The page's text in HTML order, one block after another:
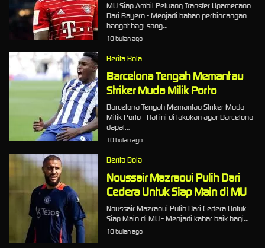
MU Siap Ambil Peluang Transfer Upamecano
Dari Bayern - Menjadi bahan perbincangan
hangat bagi sang…
10 bulan ago
Berita Bola
Barcelona Tengah Memantau
Striker Muda Milik Porto
Barcelona Tengah Memantau Striker Muda
Milik Porto - Hal ini di lakukan agar Barcelona
dapat…
10 bulan ago
Berita Bola
Noussair Mazraoui Pulih Dari
Cedera Untuk Siap Main di MU
Noussair Mazraoui Pulih Dari Cedera Untuk
Siap Main di MU - Menjadi kabar baik bagi…
10 bulan ago